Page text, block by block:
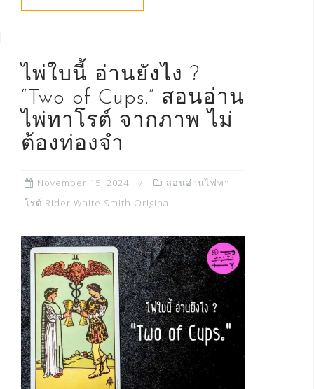
ไพ่ใบนี้ อ่านยังไง ?
“Two of Cups.” สอนอ่าน
ไพ่ทาโรต์ จากภาพ ไม่
ต้องท่องจำ
November 15, 2024
สอนอ่านไพ่ทา
โรต์ Rider Waite Smith Original